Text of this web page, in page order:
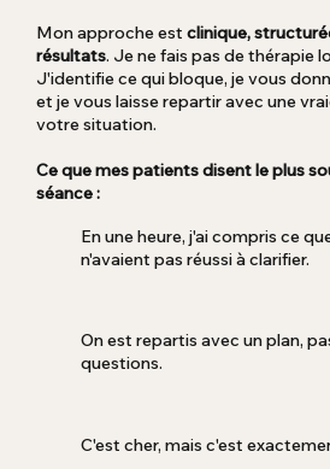
Mon approche estclinique,
résultats. Je ne fais pas de thérapie
J'identifie ce qui bloque, je vous
et je vous laisse repartir avec une
votre situation.
Ce que mes patients disent le plus
séance :
En une heure, j'ai compris ce
n'avaient pas réussi à clarifier.
On est repartis avec un plan,
questions.
C'est cher, mais c'est